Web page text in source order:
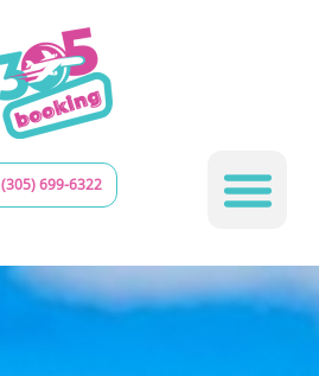
(305) 699-6322